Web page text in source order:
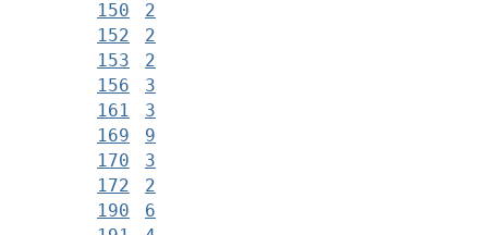
150
2
152
2
153
2
156
3
161
3
169
9
170
3
172
2
190
6